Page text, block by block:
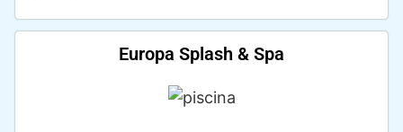
Europa Splash & Spa